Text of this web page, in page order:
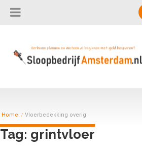
Sloopwerken
06 - 294 333 69
Home Vloerbedekking overig
Tag: grintvloer